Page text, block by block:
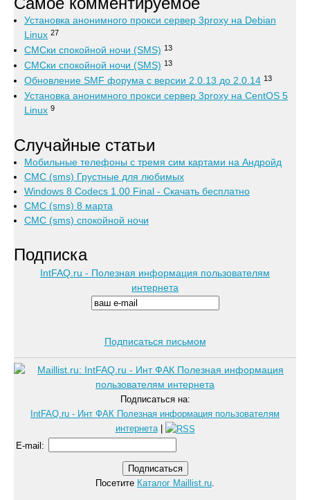
Установка анонимного прокси сервер 3proxy на Debian
Linux 27
СМСки спокойной ночи (SMS) 13
СМСки спокойной ночи (SMS) 13
Обновление SMF форума с версии 2.0.13 до 2.0.14 13
Установка анонимного прокси сервер 3proxy на CentOS 5
Linux 9
Случайные статьи
Мобильные телефоны с тремя сим картами на Андройд
СМС (sms) Грустные для любимых
Windows 8 Codecs 1.00 Final - Скачать бесплатно
СМС (sms) 8 марта
СМС (sms) спокойной ночи
Подписка
IntFAQ.ru - Полезная информация пользователям
интернета
Подписаться письмом
Подписаться на:
IntFAQ.ru - Инт ФАК Полезная информация пользователям
интернета|
E-mail :
Посетите Каталог Maillist.ru.